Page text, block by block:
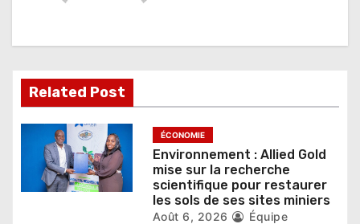
d
e
l
Related Post
ÉCONOMIE
Environnement : Allied Gold
mise sur la recherche
scientifique pour restaurer
les sols de ses sites miniers
Août 6, 2026
Équipe